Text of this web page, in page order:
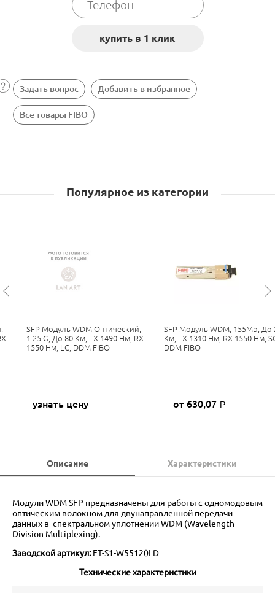
Задать вопрос Добавить в избранное
Все товары FIBO
Популярное из категории
SFP Модуль WDM Оптический,
1.25 G, До 80 Км, TX 1490 Нм, RX
1550 Нм, LC, DDM FIBO
узнать цену
SFP Модуль WDM, 155Mb, До
Км, TX 1310 Нм, RX 1550 Нм,
DDM FIBO
от 630,07 Р
Описание Характеристики
Модули WDM SFP предназначены для работы с одномодовым
оптическим волокном для двунаправленной передачи
данных в спектральном уплотнении WDM (Wavelength
Division Multiplexing).
Заводской артикул:FT-S1-W55120LD
Технические характеристики